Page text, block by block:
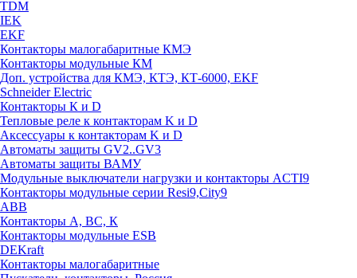
TDM
IEK
EKF
Контакторы малогабаритные КМЭ
Контакторы модульные КМ
Доп. устройства для КМЭ, КТЭ, КТ-6000, EKF
Schneider Electric
Контакторы К и D
Тепловые реле к контакторам K и D
Аксессуары к контакторам K и D
Автоматы защиты GV2..GV3
Автоматы защиты ВАМУ
Модульные выключатели нагрузки и контакторы ACTI9
Контакторы модульные серии Resi9,City9
ABB
Контакторы А, ВС, К
Контакторы модульные ESB
DEKraft
Контакторы малогабаритные